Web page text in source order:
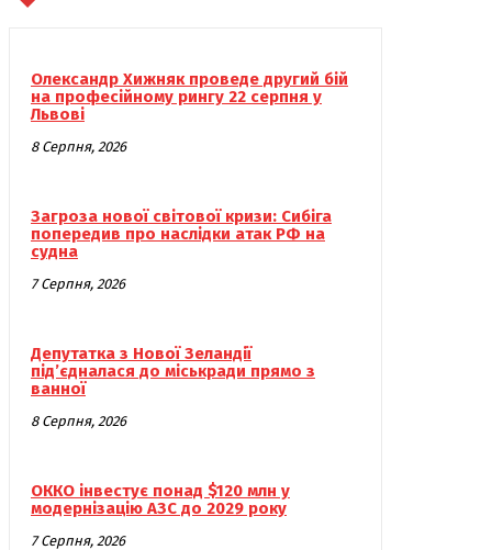
Олександр Хижняк проведе другий бій
на професійному рингу 22 серпня у
Львові
8 Серпня, 2026
Загроза нової світової кризи: Сибіга
попередив про наслідки атак РФ на
судна
7 Серпня, 2026
Депутатка з Нової Зеландії
під’єдналася до міськради прямо з
ванної
8 Серпня, 2026
ОККО інвестує понад $120 млн у
модернізацію АЗС до 2029 року
7 Серпня, 2026